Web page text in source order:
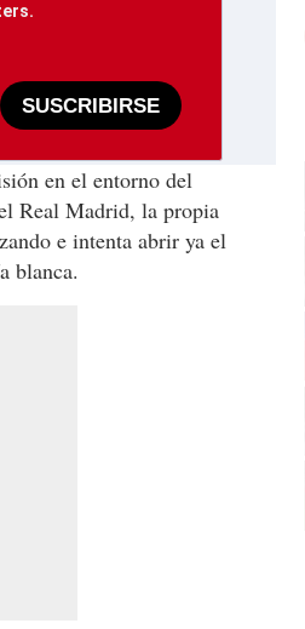
SUSCRIBIRSE
en el entorno del
Real Madrid, la propia
e intenta abrir ya el
blanca.